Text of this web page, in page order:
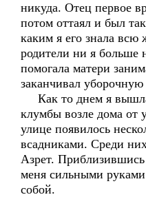
никуда. Отец первое
потом оттаял и был
каким я его знала
родители ни я больше
помогала матери
заканчивал уборочную
Как то днем я вышла
клумбы возле дома от
улице появилось
всадниками. Среди
Азрет.
меня сильными
собой.